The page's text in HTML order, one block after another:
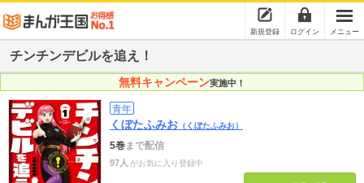
新規登録 ログイン メニュー
チンチンデビルを追え！
無料キャンペーン実施中！
青年
くぼたふみお （くぼたふみお）
5巻まで配信
97人 がお気に入り登録中